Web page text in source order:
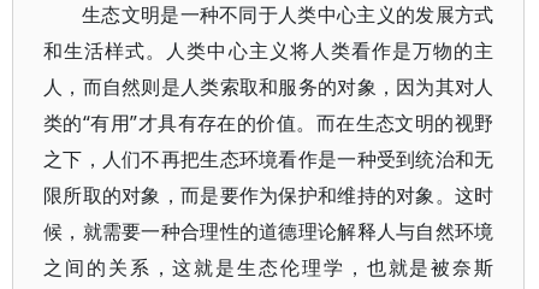
生态文明是一种不同于人类中心主义的发展方式
和生活样式。人类中心主义将人类看作是万物的主
人，而自然则是人类索取和服务的对象，因为其对人
类的“有用”才具有存在的价值。而在生态文明的视野
之下，人们不再把生态环境看作是一种受到统治和无
限所取的对象，而是要作为保护和维持的对象。这时
候，就需要一种合理性的道德理论解释人与自然环境
之间的关系，这就是生态伦理学，也就是被奈斯